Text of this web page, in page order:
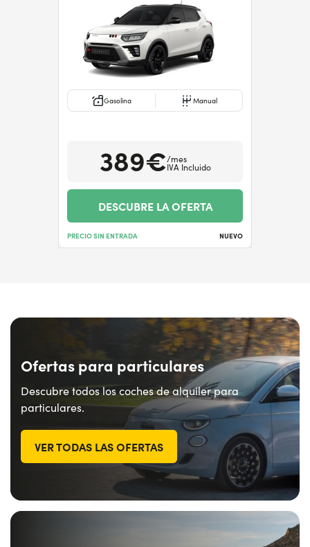
Gasolina Manual
389€/mes
IVA Incluido
DESCUBRE LA OFERTA
PRECIO SIN ENTRADA NUEVO
Ofertas para particulares
Descubre todos los coches de alquiler para
particulares.
VER TODAS LAS OFERTAS